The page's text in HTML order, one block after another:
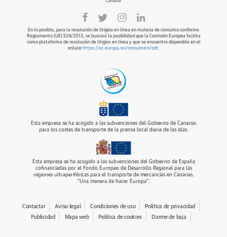
En lo posible, para la resolución de litigios en línea en materia de consumo conforme
Reglamento (UE) 524/2013, se buscará la posibilidad que la Comisión Europea facilita
como plataforma de resolución de litigios en línea y que se encuentra disponible en el
enlace https://ec.europa.eu/consumers/odr.
Esta empresa se ha acogido a las subvenciones del Gobierno de Canarias
para los costes de transporte de la prensa local diaria de las islas.
Esta empresa se ha acogido a las subvenciones del Gobierno de España
cofinanciadas por el Fondo Europeo de Desarrollo Regional para las
regiones ultraperiféricas para el transporte de mercancías en Canarias.
“Una manera de hacer Europa”.
Contactar Aviso legal Condiciones de uso
Política de privacidad
Publicidad
Mapa web Política de cookies Darme de baja